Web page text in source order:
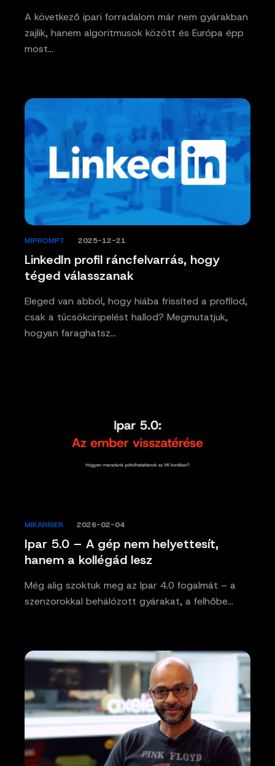
A következő ipari forradalom már nem gyárakban
zajlik, hanem algoritmusok között és Európa épp
most…
LinkedIn profil ráncfelvarrás, hogy
téged válasszanak
MIPROMPT 2025-12-21
Eleged van abból, hogy hiába frissíted a profilod,
csak a tücsökciripelést hallod? Megmutatjuk,
hogyan faraghatsz…
Ipar 5.0 – A gép nem helyettesít,
hanem a kollégád lesz
MIKARRIER 2026-02-04
Még alig szoktuk meg az Ipar 4.0 fogalmát – a
szenzorokkal behálózott gyárakat, a felhőbe…